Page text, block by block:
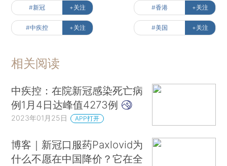
#新冠 +关注 #香港 +关注
#中疾控 +关注 #美国 +关注
相关阅读
中疾控：在院新冠感染死亡病
例1月4日达峰值4273例
2023年01月25日 APP打开
博客｜新冠口服药Paxlovid为
什么不愿在中国降价？它在全